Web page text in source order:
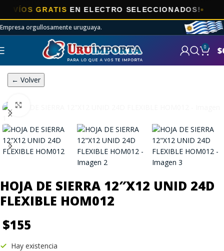
GRATISEN ELECTRO SELECCIONADOS!
Empresa orgullosamente uruguaya.
0 $
← Volver
HOJA DE SIERRA 12″X12 UNID 24D
FLEXIBLE HOM012
$155
Hay existencia